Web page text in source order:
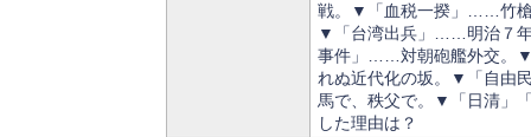
戦。▼「血税一揆」……竹槍
▼「台湾出兵」……明治７
事件」……対朝砲艦外交。
れぬ近代化の坂。▼「自由
馬で、秩父で。▼「日清」
した理由は？